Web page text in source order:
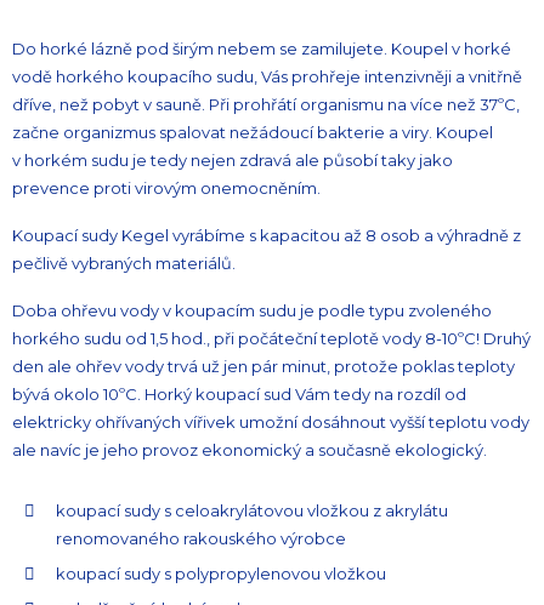
Do horké lázně pod širým nebem se zamilujete. Koupel v horké
vodě horkého koupacího sudu, Vás prohřeje intenzivněji a vnitřně
dříve, než pobyt v sauně. Při prohřátí organismu na více než 37ºC,
začne organizmus spalovat nežádoucí bakterie a viry. Koupel
v horkém sudu je tedy nejen zdravá ale působí taky jako
prevence proti virovým onemocněním.
Koupací sudy Kegel vyrábíme s kapacitou až 8 osob a výhradně z
pečlivě vybraných materiálů.
Doba ohřevu vody v koupacím sudu je podle typu zvoleného
horkého sudu od 1,5 hod., při počáteční teplotě vody 8-10ºC! Druhý
den ale ohřev vody trvá už jen pár minut, protože poklas teploty
bývá okolo 10ºC. Horký koupací sud Vám tedy na rozdíl od
elektricky ohřívaných vířivek umožní dosáhnout vyšší teplotu vody
ale navíc je jeho provoz ekonomický a současně ekologický.
koupací sudy s celoakrylátovou vložkou z akrylátu
renomovaného rakouského výrobce
koupací sudy s polypropylenovou vložkou